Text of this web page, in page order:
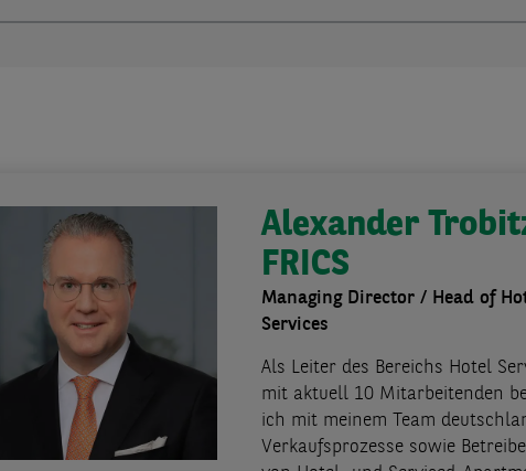
Alexander
FRICS
Managing Director / Head of
Services
Als Leiter des Bereichs Hotel
mit aktuell 10 Mitarbeitenden
ich mit meinem Team
Verkaufsprozesse sowie